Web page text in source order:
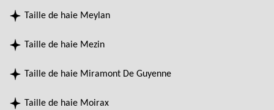
Taille de haie Meylan
Taille de haie Mezin
Taille de haie Miramont De Guyenne
Taille de haie Moirax